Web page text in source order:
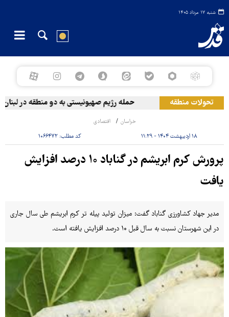
شنبه ۱۷ مرداد ۱۴۰۵
تحولات منطقه حمله رژیم صهیونیستی به دو منطقه در لبنان
خراسان اقتصادی
۱۸ اردیبهشت ۱۴۰۴ - ۱۱:۲۹ کد مطلب: ۱۰۶۶۴۷۲
پرورش کرم ابریشم در گناباد ۱۰ درصد افزایش
یافت
مدیر جهاد کشاورزی گناباد گفت: میزان تولید پیله تر کرم ابریشم طی سال جاری
در این شهرستان نسبت به سال قبل ۱۰ درصد افزایش یافته است.